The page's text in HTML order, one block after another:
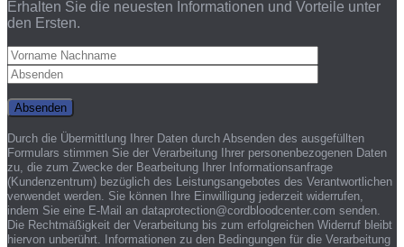
Erhalten Sie die neuesten Informationen und Vorteile unter
den Ersten.
Durch die Übermittlung Ihrer Daten durch Absenden des ausgefüllten
Formulars stimmen Sie der Verarbeitung Ihrer personenbezogenen Daten
zu, die zum Zwecke der Bearbeitung Ihrer Informationsanfrage
(Kundenzentrum) bezüglich des Leistungsangebotes des Verantwortlichen
verwendet werden. Sie können Ihre Einwilligung jederzeit widerrufen,
indem Sie eine E-Mail an dataprotection@cordbloodcenter.com senden.
Die Rechtmäßigkeit der Verarbeitung bis zum erfolgreichen Widerruf bleibt
hiervon unberührt. Informationen zu den Bedingungen für die Verarbeitung